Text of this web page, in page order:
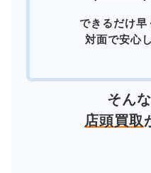
できるだけ早
対面で安心
そん
店頭買取